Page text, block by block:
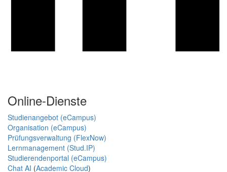
Online-Dienste
Studienangebot (eCampus)
Organisation (eCampus)
Prüfungsverwaltung (FlexNow)
Lernmanagement (Stud.IP)
Studierendenportal (eCampus)
Chat AI (Academic Cloud)